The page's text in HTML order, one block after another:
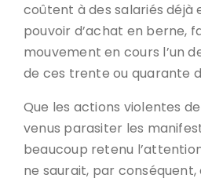
coûtent à des salariés déjà
pouvoir d’achat en berne,
mouvement en cours l’un
de ces trente ou quarante
Que les actions violentes
venus parasiter les
beaucoup retenu
ne saurait, par conséquent,